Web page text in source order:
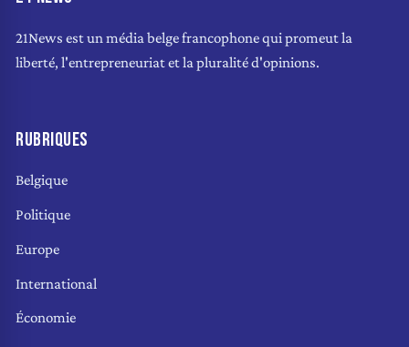
21News est un média belge francophone qui promeut la
liberté, l'entrepreneuriat et la pluralité d'opinions.
RUBRIQUES
Belgique
Politique
Europe
International
Économie